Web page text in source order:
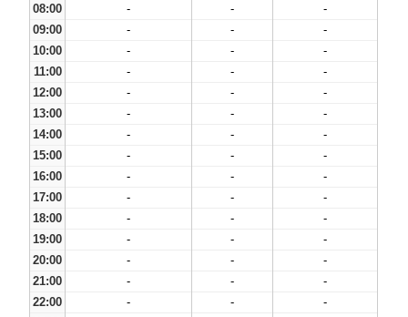
08:00
- -
-
09:00
- -
-
10:00
- -
-
11:00
- -
-
12:00
- -
-
13:00
- -
-
14:00
- -
-
15:00
- -
-
16:00
- -
-
17:00
- -
-
18:00
- -
-
19:00
- -
-
20:00
- -
-
21:00
- -
-
22:00
- -
-